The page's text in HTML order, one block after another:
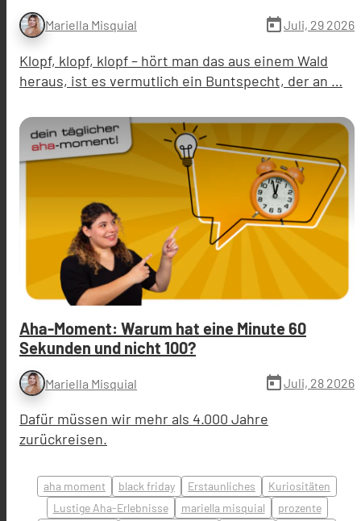
Mariella Misquial todayJuli, 29 2026
Klopf, klopf, klopf – hört man das aus einem Wald
heraus, ist es vermutlich ein Buntspecht, der an …
Aha-Moment: Warum hat eine Minute 60
Sekunden und nicht 100?
Mariella Misquial todayJuli, 28 2026
Dafür müssen wir mehr als 4.000 Jahre
zurückreisen.
aha moment black friday Erstaunliches
Kuriositäten
Lustige Aha-Erlebnisse
mariella misquial
prozente